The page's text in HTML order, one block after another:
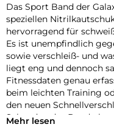
Das Sport Band der
speziellen
hervorragend für
Es ist unempfindlich
sowie verschleiß- und
liegt eng und dennoch
Fitnessdaten genau
beim leichten Training
den neuen
Sekunden das Band
Mehr lesen